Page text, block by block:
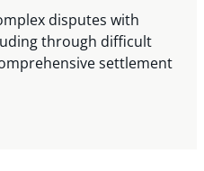
disputes with
through difficult
settlement